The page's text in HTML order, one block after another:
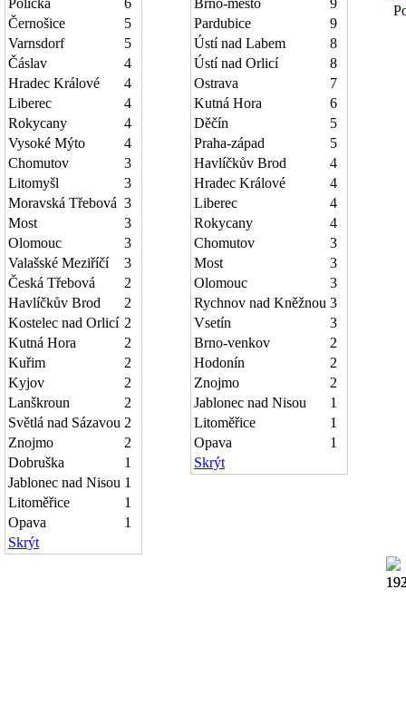
Polička
6
Černošice
5
Varnsdorf
5
Čáslav
4
Hradec Králové
4
Liberec
4
Rokycany
4
Vysoké Mýto
4
Chomutov
3
Litomyšl
3
Moravská Třebová 3
Most
3
Olomouc
3
Valašské Meziříčí
3
Česká Třebová
2
Havlíčkův Brod
2
Kostelec nad Orlicí 2
Kutná Hora
2
Kuřim
2
Kyjov
2
Lanškroun
2
Světlá nad Sázavou 2
Znojmo
2
Dobruška
1
Jablonec nad Nisou 1
Litoměřice
1
Opava
1
Skrýt
Brno-město
9
Pardubice
9
Ústí nad Labem
8
Ústí nad Orlicí
8
Ostrava
7
Kutná Hora
6
Děčín
5
Praha-západ
5
Havlíčkův Brod
4
Hradec Králové
4
Liberec
4
Rokycany
4
Chomutov
3
Most
3
Olomouc
3
Rychnov nad Kněžnou 3
Vsetín
3
Brno-venkov
2
Hodonín
2
Znojmo
2
Jablonec nad Nisou
1
Litoměřice
1
Opava
1
Skrýt